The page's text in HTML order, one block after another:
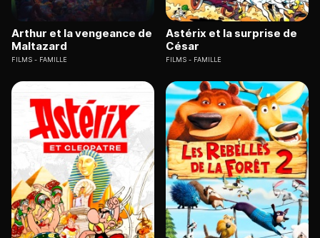
Arthur et la vengeance de
Maltazard
FILMS FAMILLE
Astérix et la surprise de
César
FILMS FAMILLE